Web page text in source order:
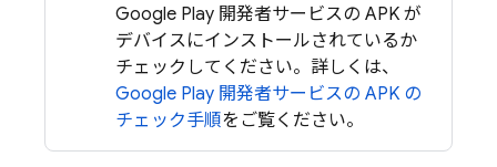
Google Play 開発者サービスの APK が
デバイスにインストールされているか
チェックしてください。詳しくは、
Google Play 開発者サービスの APK の
チェック手順をご覧ください。